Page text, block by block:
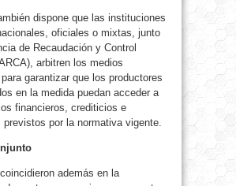
dispone que las instituciones
oficiales o mixtas, junto
de Recaudación y Control
arbitren los medios
garantizar que los productores
en la medida puedan acceder a
financieros, crediticios e
por la normativa vigente.
además en la